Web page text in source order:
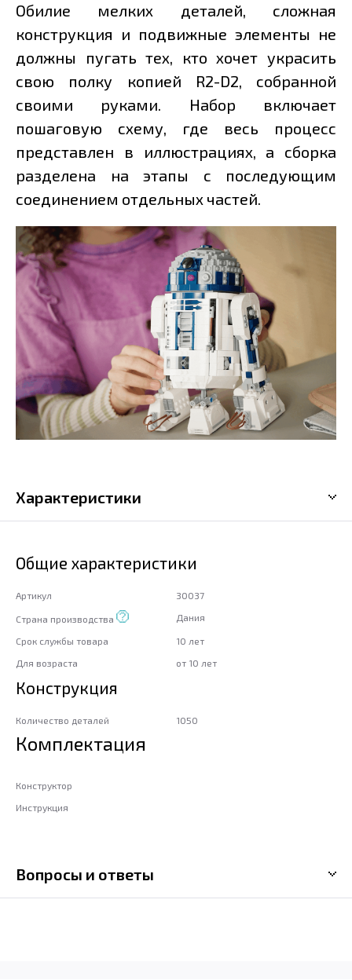
Обилие мелких деталей, сложная
конструкция и подвижные элементы не
должны пугать тех, кто хочет украсить
свою полку копией R2-D2, собранной
своими руками. Набор включает
пошаговую схему, где весь процесс
представлен в иллюстрациях, а сборка
разделена на этапы с последующим
соединением отдельных частей.
Характеристики
Общие характеристики
Артикул 30037
Страна производства Дания
Срок службы товара
10 лет
Для возраста
от 10 лет
Конструкция
Количество деталей 1050
Комплектация
Конструктор
Инструкция
Вопросы и ответы